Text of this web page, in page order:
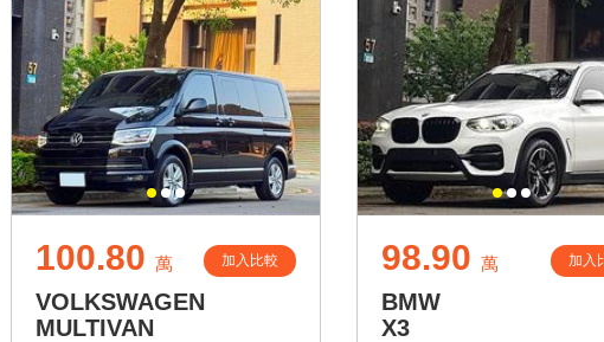
100.80 萬 加入比較
VOLKSWAGEN
MULTIVAN
98.90 萬 加入
BMW
X3